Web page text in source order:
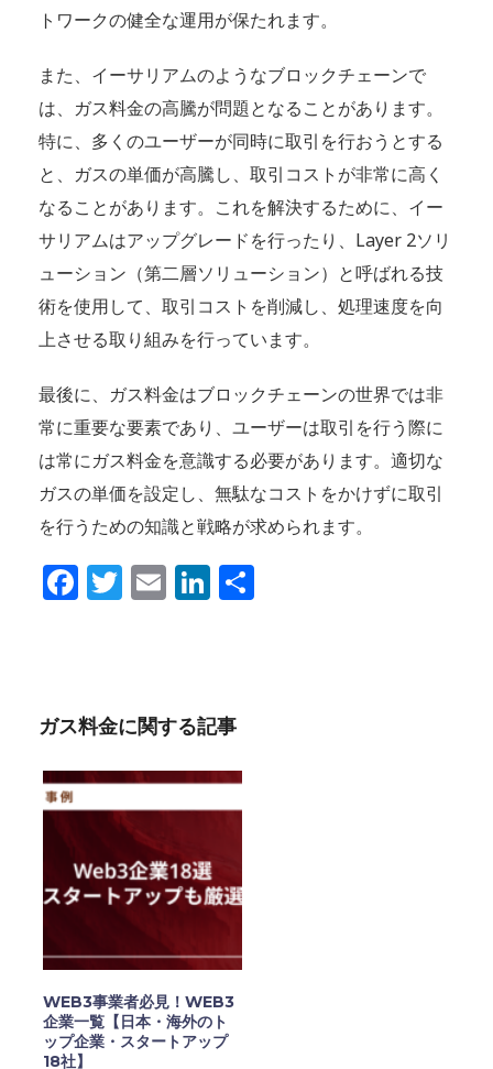
トワークの健全な運用が保たれます。
また、イーサリアムのようなブロックチェーンで
は、ガス料金の高騰が問題となることがあります。
特に、多くのユーザーが同時に取引を行おうとする
と、ガスの単価が高騰し、取引コストが非常に高く
なることがあります。これを解決するために、イー
サリアムはアップグレードを行ったり、Layer 2ソリ
ューション（第二層ソリューション）と呼ばれる技
術を使用して、取引コストを削減し、処理速度を向
上させる取り組みを行っています。
最後に、ガス料金はブロックチェーンの世界では非
常に重要な要素であり、ユーザーは取引を行う際に
は常にガス料金を意識する必要があります。適切な
ガスの単価を設定し、無駄なコストをかけずに取引
を行うための知識と戦略が求められます。
Facebook
Twitter
EmailLinkedIn
ガス料金に関する記事
WEB3事業者必見！WEB3
企業一覧【日本・海外のト
ップ企業・スタートアップ
18社】